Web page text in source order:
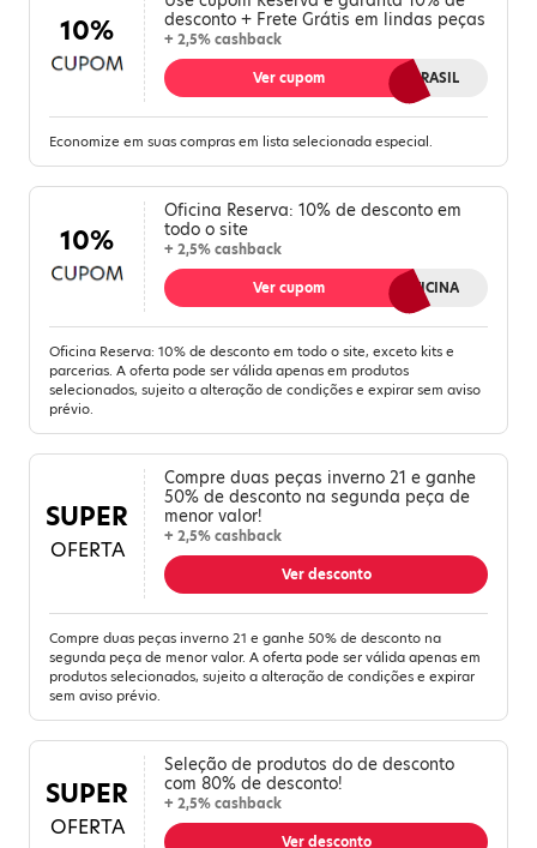
10%
desconto + Frete Grátis em lindas peças
+ 2,5% cashback
GOLDOBRASIL
Ver cupom
Economize em suas compras em lista selecionada especial.
10%
Oficina Reserva: 10% de desconto em
todo o site
+ 2,5% cashback
SOMOSAOFICINA
Ver cupom
Oficina Reserva: 10% de desconto em todo o site, exceto kits e
parcerias. A oferta pode ser válida apenas em produtos
selecionados, sujeito a alteração de condições e expirar sem aviso
prévio.
SUPER
OFERTA
Compre duas peças inverno 21 e ganhe
50% de desconto na segunda peça de
menor valor!
+ 2,5% cashback
Ver desconto
Compre duas peças inverno 21 e ganhe 50% de desconto na
segunda peça de menor valor. A oferta pode ser válida apenas em
produtos selecionados, sujeito a alteração de condições e expirar
sem aviso prévio.
SUPER
OFERTA
Seleção de produtos do de desconto
com 80% de desconto!
+ 2,5% cashback
Ver desconto